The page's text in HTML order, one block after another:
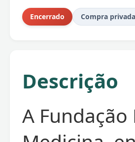
Encerrado Compra privada
Descrição
A